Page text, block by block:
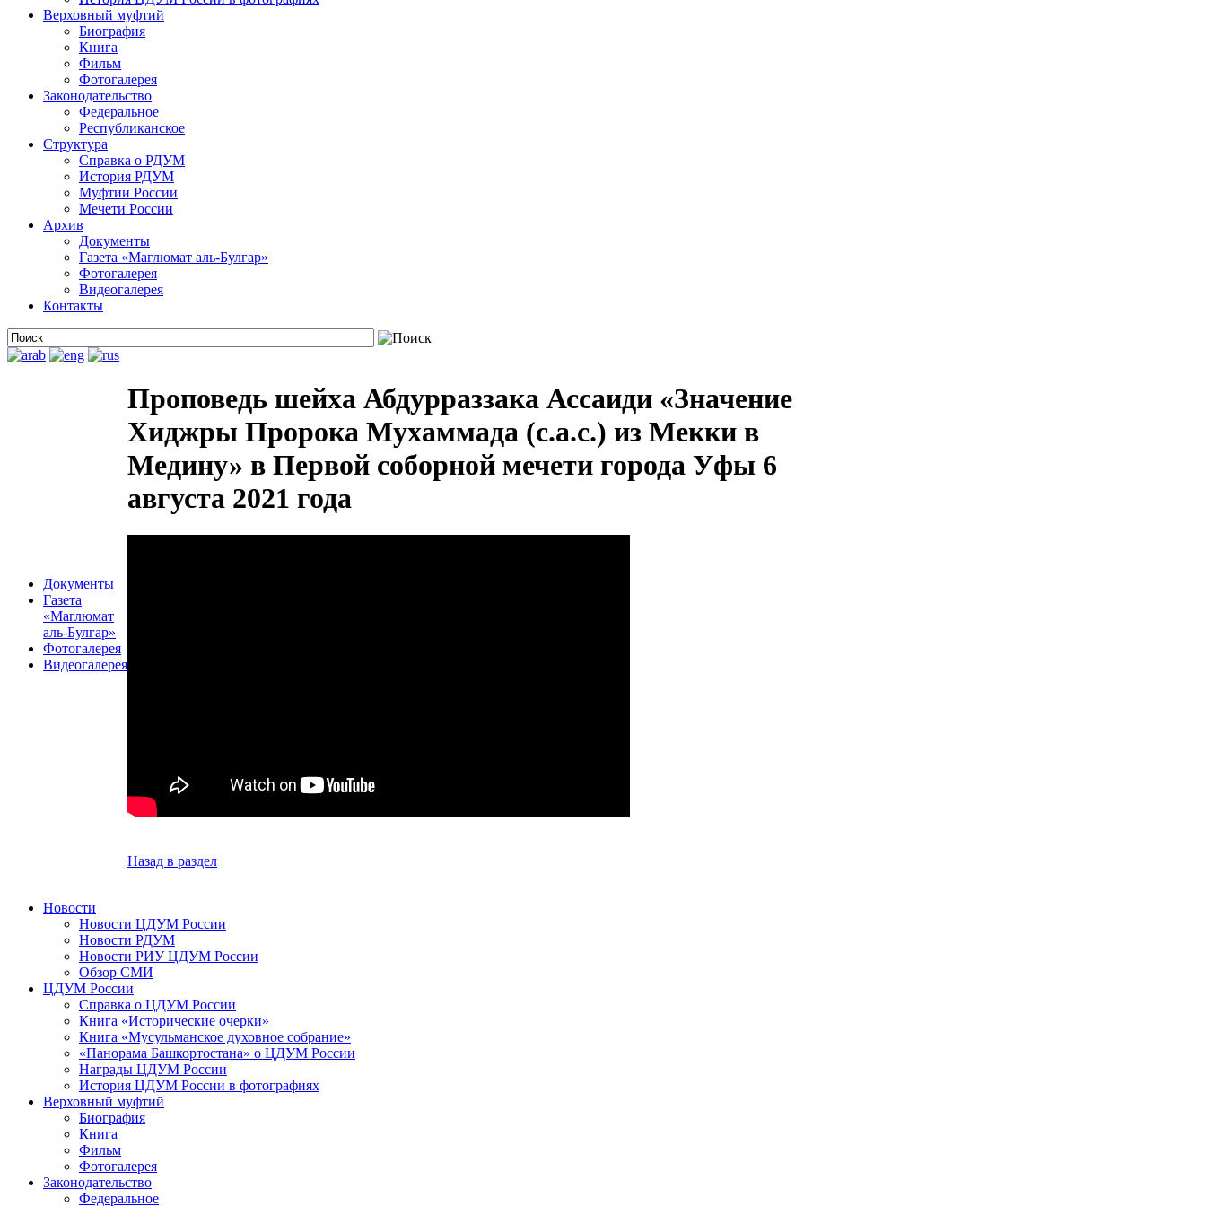
Верховный муфтий
Биография
Книга
Фильм
Фотогалерея
Законодательство
Федеральное
Республиканское
Структура
Справка о РДУМ
История РДУМ
Муфтии России
Мечети России
Архив
Документы
Газета «Маглюмат аль-Булгар»
Фотогалерея
Видеогалерея
Контакты
Документы
Газета
«Маглюмат
аль-Булгар»
Фотогалерея
Видеогалерея
Проповедь шейха Абдурраззака Ассаиди «Значение
Хиджры Пророка Мухаммада (с.а.с.) из Мекки в
Медину» в Первой соборной мечети города Уфы 6
августа 2021 года
Назад в раздел
Новости
Новости ЦДУМ России
Новости РДУМ
Новости РИУ ЦДУМ России
Обзор СМИ
ЦДУМ России
Справка о ЦДУМ России
Книга «Исторические очерки»
Книга «Мусульманское духовное собрание»
«Панорама Башкортостана» о ЦДУМ России
Награды ЦДУМ России
История ЦДУМ России в фотографиях
Верховный муфтий
Биография
Книга
Фильм
Фотогалерея
Законодательство
Федеральное